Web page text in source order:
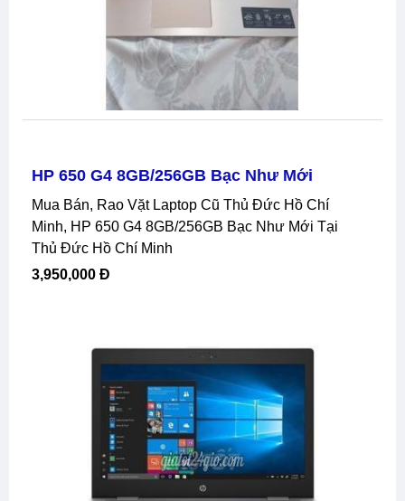
HP 650 G4 8GB/256GB Bạc Như Mới
Mua Bán, Rao Vặt Laptop Cũ Thủ Đức Hồ Chí
Minh, HP 650 G4 8GB/256GB Bạc Như Mới Tại
Thủ Đức Hồ Chí Minh
3,950,000 Đ